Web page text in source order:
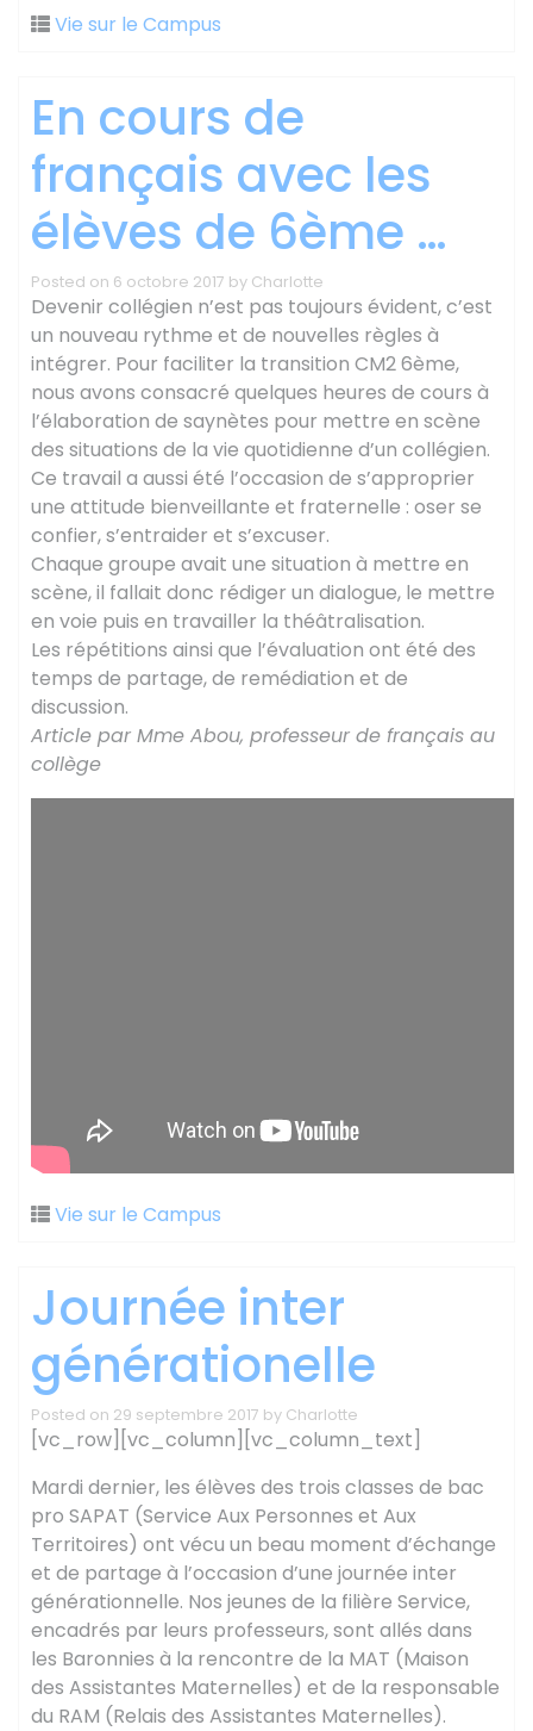
Vie sur le Campus
En cours de
français avec les
élèves de 6ème …
Posted on 6 octobre 2017 by Charlotte
Devenir collégien n’est pas toujours évident, c’est
un nouveau rythme et de nouvelles règles à
intégrer. Pour faciliter la transition CM2 6ème,
nous avons consacré quelques heures de cours à
l’élaboration de saynètes pour mettre en scène
des situations de la vie quotidienne d’un collégien.
Ce travail a aussi été l’occasion de s’approprier
une attitude bienveillante et fraternelle : oser se
confier, s’entraider et s’excuser.
Chaque groupe avait une situation à mettre en
scène, il fallait donc rédiger un dialogue, le mettre
en voie puis en travailler la théâtralisation.
Les répétitions ainsi que l’évaluation ont été des
temps de partage, de remédiation et de
discussion.
Article par Mme Abou, professeur de français au
collège
Vie sur le Campus
Journée inter
générationelle
Posted on 29 septembre 2017 by Charlotte
[vc_row][vc_column][vc_column_text]
Mardi dernier, les élèves des trois classes de bac
pro SAPAT (Service Aux Personnes et Aux
Territoires) ont vécu un beau moment d’échange
et de partage à l’occasion d’une journée inter
générationnelle. Nos jeunes de la filière Service,
encadrés par leurs professeurs, sont allés dans
les Baronnies à la rencontre de la MAT (Maison
des Assistantes Maternelles) et de la responsable
du RAM (Relais des Assistantes Maternelles).